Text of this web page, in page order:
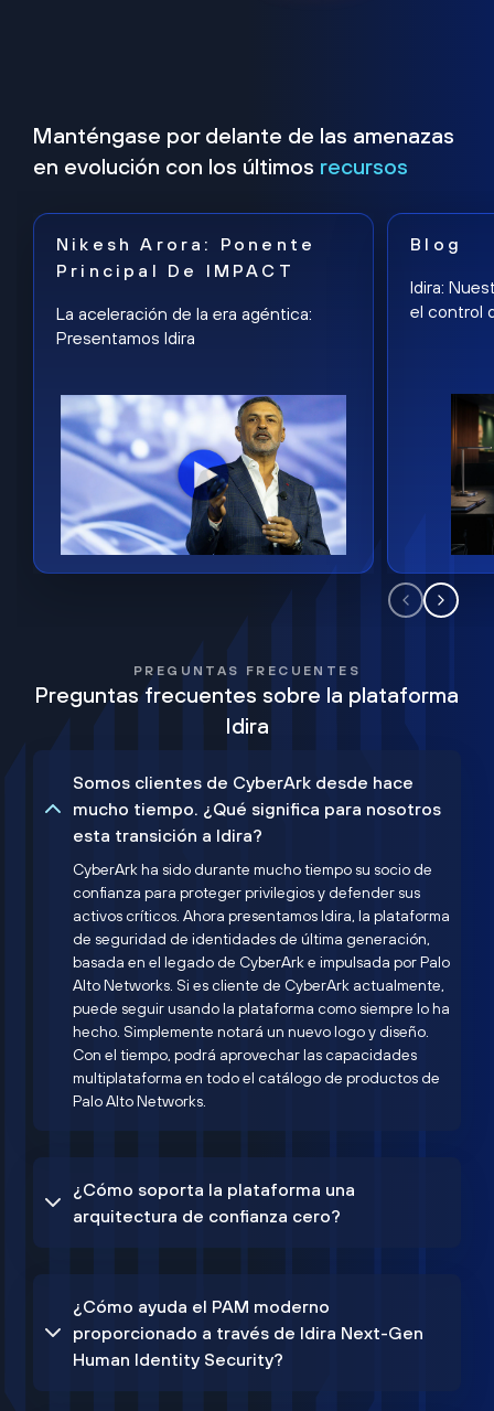
Manténgase por delante de las amenazas
en evolución con los últimos recursos
Nikesh Arora: Ponente
Principal De IMPACT
La aceleración de la era agéntica:
Presentamos Idira
Blog
Idira:
el control
PREGUNTAS FRECUENTES
Preguntas frecuentes sobre la plataforma
Idira
Somos clientes de CyberArk desde hace
mucho tiempo. ¿Qué significa para nosotros
esta transición a Idira?
CyberArk ha sido durante mucho tiempo su socio de
confianza para proteger privilegios y defender sus
activos críticos. Ahora presentamos Idira, la plataforma
de seguridad de identidades de última generación,
basada en el legado de CyberArk e impulsada por Palo
Alto Networks. Si es cliente de CyberArk actualmente,
puede seguir usando la plataforma como siempre lo ha
hecho. Simplemente notará un nuevo logo y diseño.
Con el tiempo, podrá aprovechar las capacidades
multiplataforma en todo el catálogo de productos de
Palo Alto Networks.
¿Cómo soporta la plataforma una
arquitectura de confianza cero?
¿Cómo ayuda el PAM moderno
proporcionado a través de Idira Next-Gen
Human Identity Security?